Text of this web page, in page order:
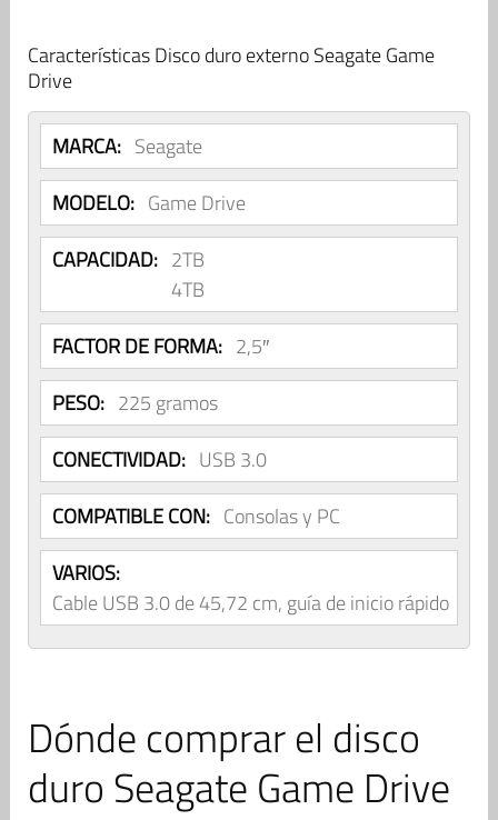
Características Disco duro externo Seagate Game
Drive
MARCA: Seagate
MODELO: Game Drive
CAPACIDAD: 2TB
4TB
FACTOR DE FORMA: 2,5″
PESO: 225 gramos
CONECTIVIDAD: USB 3.0
COMPATIBLE CON: Consolas y PC
VARIOS:
Cable USB 3.0 de 45,72 cm, guía de inicio rápido
Dónde comprar el disco
duro Seagate Game Drive